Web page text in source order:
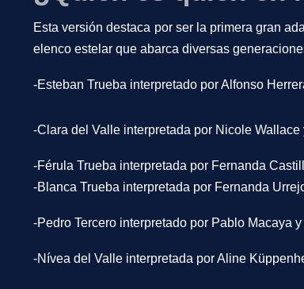
Esta versión destaca por ser la primera gran
elenco estelar que abarca diversas
-Esteban Trueba interpretado por Alfonso
-Clara del Valle interpretada por Nicole
-Férula Trueba interpretada por Fernanda
-Blanca Trueba interpretada por Fernanda
-Pedro Tercero interpretado por Pablo Macaya
-Nívea del Valle interpretada por Aline